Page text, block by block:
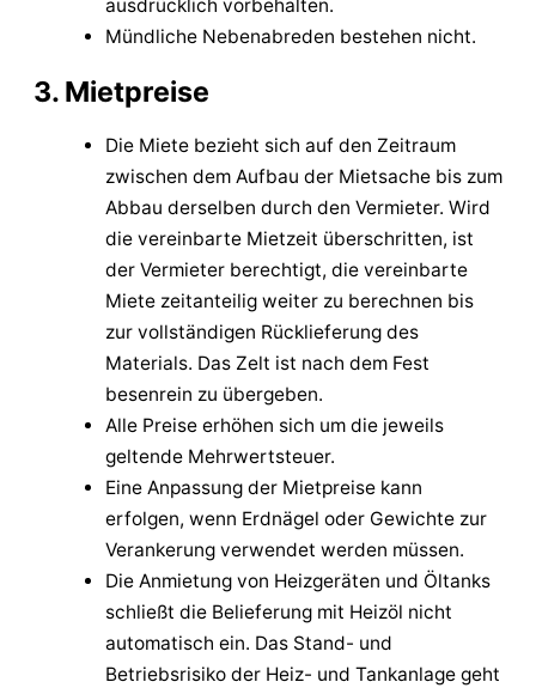
ausdrücklich vorbehalten.
Mündliche Nebenabreden bestehen nicht.
3. Mietpreise
Die Miete bezieht sich auf den Zeitraum
zwischen dem Aufbau der Mietsache bis zum
Abbau derselben durch den Vermieter. Wird
die vereinbarte Mietzeit überschritten, ist
der Vermieter berechtigt, die vereinbarte
Miete zeitanteilig weiter zu berechnen bis
zur vollständigen Rücklieferung des
Materials. Das Zelt ist nach dem Fest
besenrein zu übergeben.
Alle Preise erhöhen sich um die jeweils
geltende Mehrwertsteuer.
Eine Anpassung der Mietpreise kann
erfolgen, wenn Erdnägel oder Gewichte zur
Verankerung verwendet werden müssen.
Die Anmietung von Heizgeräten und Öltanks
schließt die Belieferung mit Heizöl nicht
automatisch ein. Das Stand- und
Betriebsrisiko der Heiz- und Tankanlage geht